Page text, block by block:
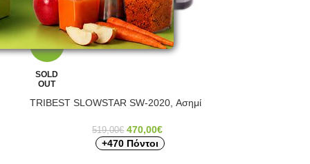
-9%
SOLD
OUT
TRIBEST SLOWSTAR SW-2020, Ασημί
519,00€ 470,00€
+470 Πόντοι